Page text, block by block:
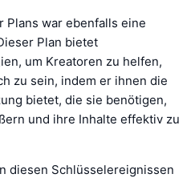
Plans war ebenfalls eine
Plan bietet
um Kreatoren zu helfen,
zu sein, indem er ihnen die
bietet, die sie benötigen,
und ihre Inhalte effektiv zu
diesen Schlüsselereignissen